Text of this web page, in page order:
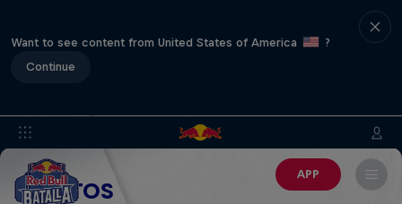
Want to see content from United States of America
?
Continue
APP
EVENTOS